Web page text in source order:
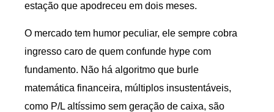
estação que apodreceu em dois meses.
O mercado tem humor peculiar, ele sempre cobra
ingresso caro de quem confunde hype com
fundamento. Não há algoritmo que burle
matemática financeira, múltiplos insustentáveis,
como P/L altíssimo sem geração de caixa, são